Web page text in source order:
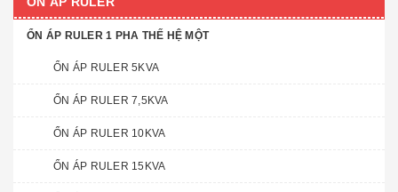
ỔN ÁP RULER 1 PHA THẾ HỆ MỘT
ỔN ÁP RULER 5KVA
ỔN ÁP RULER 7,5KVA
ỔN ÁP RULER 10KVA
ỔN ÁP RULER 15KVA